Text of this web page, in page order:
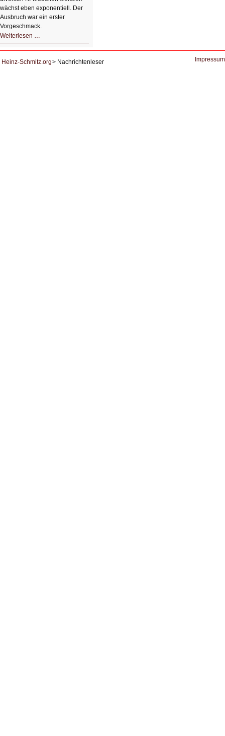
wächst eben exponentiell. Der
Ausbruch war ein erster
Vorgeschmack.
Weiterlesen …
Der
KI
Heinz-Schmitz.org Nachrichtenleser Impressum